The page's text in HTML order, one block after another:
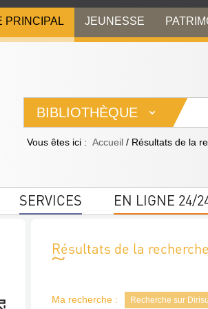
PRINCIPAL JEUNESSE
BIBLIOTHÈQUE
Vous êtes ici : Accueil / Résultats de la
SERVICES EN LIGNE 24/
Résultats de la recherche
Ma recherche : Recherche sur